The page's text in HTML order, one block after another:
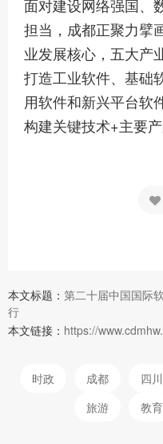
面对建设网络强国、
担当，成都正聚力擘
业发展核心，五大产
打造工业软件、基础
用软件和新兴平台软
构建关键技术+主要
本文标题： 第二十届中国国际
行
本文链接： https://
时政 成都 四川
旅游
教育